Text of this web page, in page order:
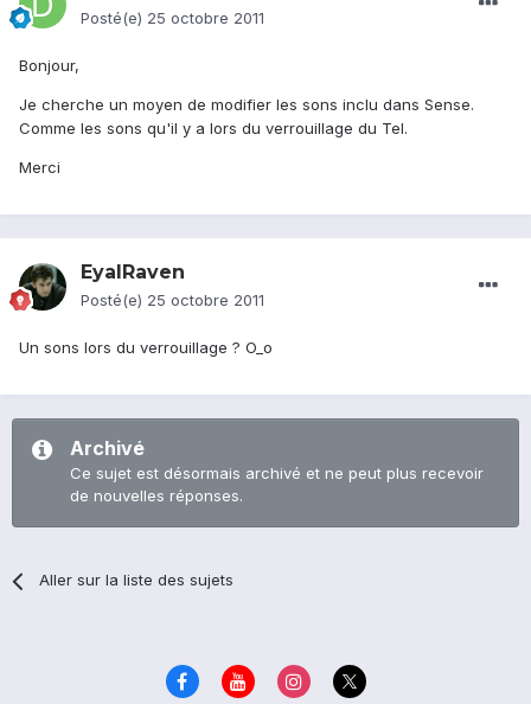
Posté(e) 25 octobre 2011
Bonjour,
Je cherche un moyen de modifier les sons inclu dans Sense.
Comme les sons qu'il y a lors du verrouillage du Tel.
Merci
EyalRaven
Posté(e) 25 octobre 2011
Un sons lors du verrouillage ? O_o
Archivé
Ce sujet est désormais archivé et ne peut plus recevoir
de nouvelles réponses.
Aller sur la liste des sujets